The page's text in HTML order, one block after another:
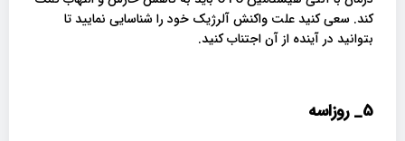
کند. سعی کنید علت واکنش آلرژیک خود را شناسایی نمایید تا
بتوانید در آینده از آن اجتناب کنید.
5_ روزاسه